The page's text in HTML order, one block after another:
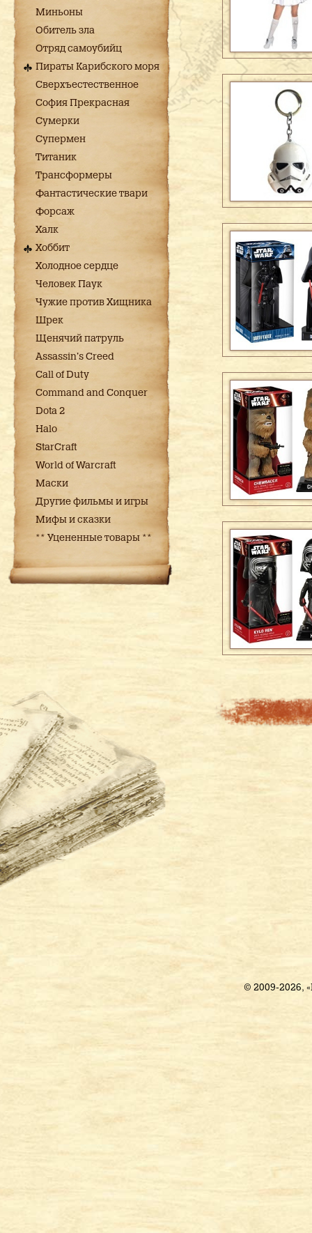
Миньоны
Обитель зла
Отряд самоубийц
Пираты Карибского моря
Сверхъестественное
София Прекрасная
Сумерки
Супермен
Титаник
Трансформеры
Фантастические твари
Форсаж
Халк
Хоббит
Холодное сердце
Человек Паук
Чужие против Хищника
Шрек
Щенячий патруль
Assassin's Creed
Call of Duty
Command and Conquer
Dota 2
Halo
StarCraft
World of Warcraft
Маски
Другие фильмы и игры
Мифы и сказки
** Уцененные товары **
© 2009-2026,